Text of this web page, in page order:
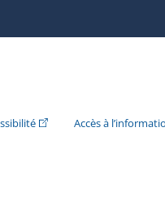
(Cet hyperlien externe
Accès à